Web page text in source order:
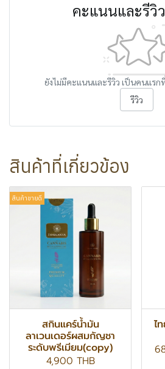
คะแนนและรีวิ
ยังไม่มีคะแนนและรีวิว เป็นคนแรก
รีวิว
สินค้าที่เกี่ยวข้อง
สินค้าขายดี
สกินแคร์น้ำมัน
ลาเวนเดอร์ผสมกัญชา
ระดับพรีเมียม(copy)
4,900 THB
ไ